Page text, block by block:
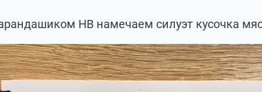
НВ намечаем силуэт кусочка